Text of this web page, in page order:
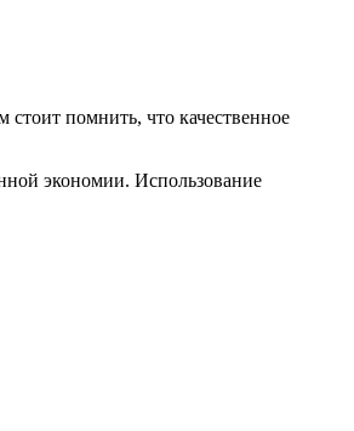
помнить, что качественное
экономии. Использование